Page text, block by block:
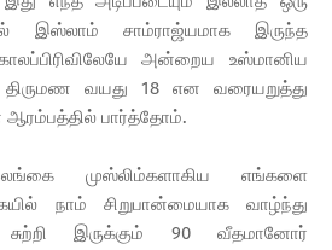
இஸ்லாம் சாம்ராஜ்யமாக இருந்த
அன்றைய உஸ்மானிய
திருமண வயது 18 என வரையறுத்து
ஆரம்பத்தில் பார்த்தோம்.
முஸ்லிம்களாகிய எங்களை
நாம் சிறுபான்மையாக வாழ்ந்து
இருக்கும் 90 வீதமானோர்